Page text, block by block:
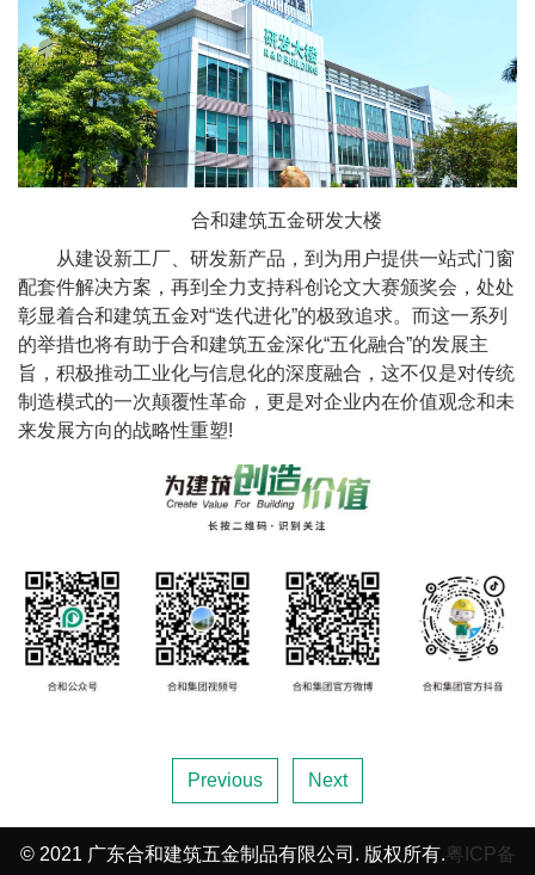
合和建筑五金研发大楼
从建设新工厂、研发新产品，到为用户提供一站式门窗
配套件解决方案，再到全力支持科创论文大赛颁奖会，处处
彰显着合和建筑五金对“迭代进化”的极致追求。而这一系列
的举措也将有助于合和建筑五金深化“五化融合”的发展主
旨，积极推动工业化与信息化的深度融合，这不仅是对传统
制造模式的一次颠覆性革命，更是对企业内在价值观念和未
来发展方向的战略性重塑!
Previous Next
© 2021 广东合和建筑五金制品有限公司. 版权所有.粤ICP备